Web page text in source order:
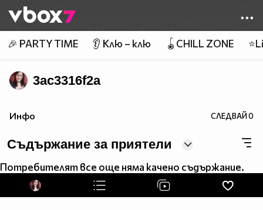
👾
🎉 PARTY TIME 👂 Клю – клю 🪀CHILL ZONE
3ac3316f2a
Инфо СЛЕДВАЙ0
Съдържание за приятели
Потребителят все още няма качено съдържание.